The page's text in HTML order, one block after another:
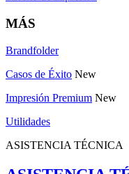
MÁS
Brandfolder
Casos de Éxito New
Impresión Premium New
Utilidades
ASISTENCIA TÉCNICA